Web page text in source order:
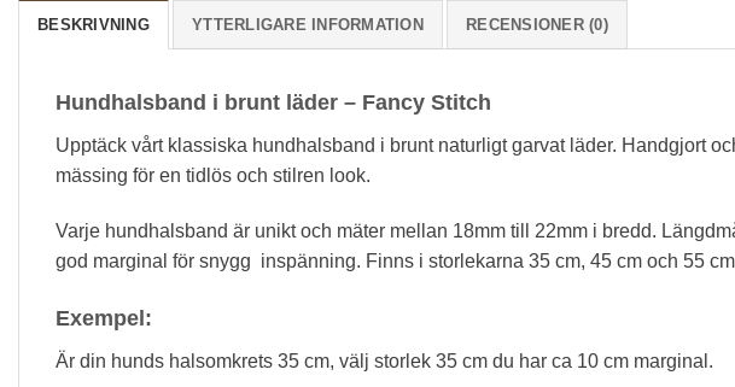
BESKRIVNING YTTERLIGARE INFORMATION RECENSIONER (0)
Hundhalsband i brunt läder – Fancy Stitch
Upptäck vårt klassiska hundhalsband i brunt naturligt garvat läder. Handgjort
mässing för en tidlös och stilren look.
Varje hundhalsband är unikt och mäter mellan 18mm till 22mm i bredd.
god marginal för snygg inspänning. Finns i storlekarna 35 cm, 45 cm och 55
Exempel:
Är din hunds halsomkrets 35 cm, välj storlek 35 cm du har ca 10 cm marginal.